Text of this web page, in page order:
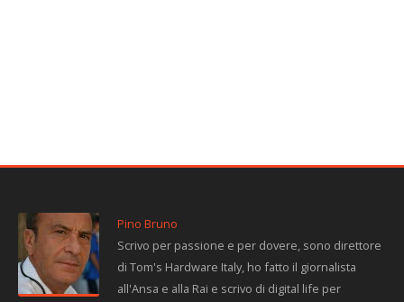
Pino Bruno
Scrivo per passione e per dovere, sono direttore
di Tom's Hardware Italy, ho fatto il giornalista
all'Ansa e alla Rai e scrivo di digital life per